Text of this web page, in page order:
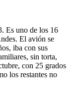
Es uno de los 16
El avión se
iba con sus
sin torta,
con 25 grados
los restantes no